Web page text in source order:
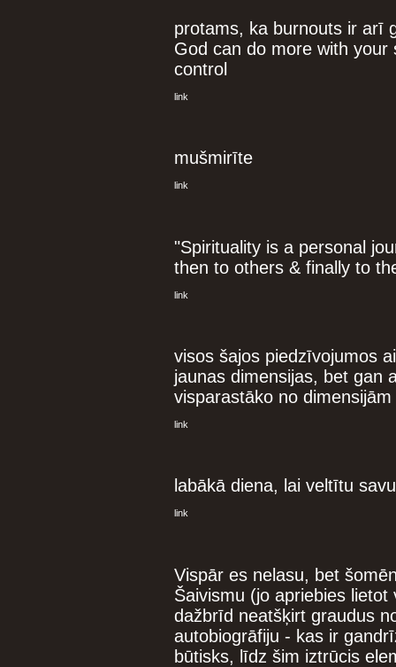
protams, ka burnouts ir arī
God can do more with
control
link
mušmirīte
link
"Spirituality is a personal
then to others & finally to
link
visos šajos piedzīvojumos
jaunas dimensijas, bet gan
visparastāko no dimensijām
link
labākā diena, lai veltītu
link
Vispār es nelasu, bet
Šaivismu (jo apriebies
dažbrīd neatšķirt graudus
autobiogrāfiju - kas ir
būtisks, līdz šim iztrūcis